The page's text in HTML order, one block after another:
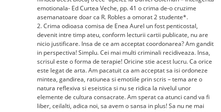
emotionala- Ed Curtea Veche, pp. 41 o crima de-o cruzime
asemanatoare doar ca R. Robles a omorat 2 studente*.
2. Crima odioasa comisa de Enea Aurel un fost penticostal,
devenit intre timp ateu, conform lecturii cartii publicate, nu are
nicio justificare. Insa de ce am acceptat coordonarea? Am gandit
in perspectiva! Simplu. Cei mai multi criminali recidiveaza. Insa,
scrisul este o forma de terapie! Oricine stie acest lucru. Ca orice
este legat de arta. Am pacatuit ca am acceptat sa isi ordoneze
mintea, gandirea, ratiunea si emotiile prin scris – tema are o
natura reflexiva si eseistica si nu se ridica la nivelul unor
elemente de cultura consacrate. Am sperat ca atunci cand va fi
liber, ceilalti, adica noi, sa avem o sansa in plus! Sa nu ne mai